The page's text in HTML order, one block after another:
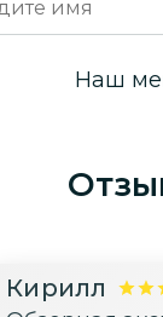
Наш
Кирилл